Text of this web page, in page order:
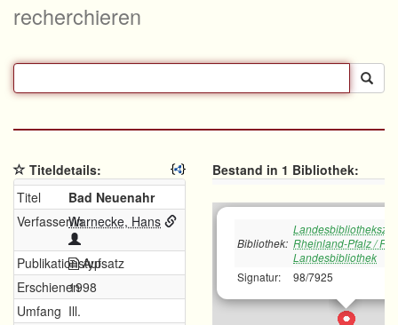
recherchieren
Titeldetails:
Titel
Bad Neuenahr
Verfasser/inWarnecke, Hans
PublikationstypAufsatz
Erschienen1998
Umfang Ill.
Bestand in 1 Bibliothek:
Bibliothek: Rheinland-Pfalz /
Landesbibliothek
Signatur:
98/7925